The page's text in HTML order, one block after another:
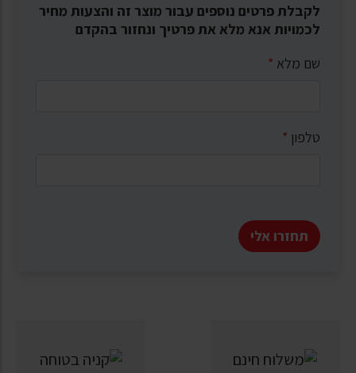
לקבלת פרטים נוספים עבור מוצר זה והצעות מחיר
לכמויות אנא מלא את פרטיך ונחזור בהקדם
שם מלא *
טלפון *
תחזרו אלי